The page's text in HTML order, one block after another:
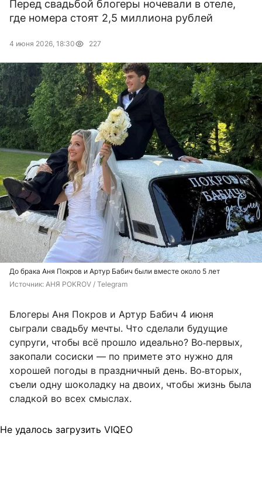
Перед свадьбой блогеры ночевали в отеле,
где номера стоят 2,5 миллиона рублей
4 июня 2026, 18:30 227
До брака Аня Покров и Артур Бабич были вместе около 5 лет
Источник: АНЯ POKROV / Telegram
Блогеры Аня Покров и Артур Бабич 4 июня
сыграли свадьбу мечты. Что сделали будущие
супруги, чтобы всё прошло идеально? Во‑первых,
закопали сосиски — по примете это нужно для
хорошей погоды в праздничный день. Во‑вторых,
съели одну шоколадку на двоих, чтобы жизнь была
сладкой во всех смыслах.
Не удалось загрузить VIQEO